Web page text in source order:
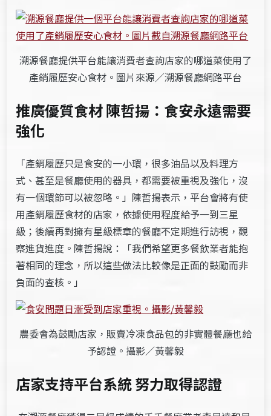
溯源餐廳提供平台能讓消費者查詢店家的哪道菜使用了
產銷履歷安心食材。圖片來源／溯源餐廳網路平台
推廣優質食材 陳哲揚：食安永遠需要
強化
「產銷履歷只是食安的一小環，很多油品以及料理方
式、甚至是餐廳使用的器具，都需要被重視及強化，沒
有一個環節可以被忽略。」陳哲揚表示，平台會將有使
用產銷履歷食材的店家，依據使用程度給予一到三星
級；後續再對擁有星級標章的餐廳不定期進行訪視，觀
察進貨進度。陳哲揚說：「我們希望更多餐飲業者能抱
著相同的理念，所以這些做法比較像是正面的鼓勵而非
負面的查核。」
農委會為鼓勵店家，販賣冷凍食品包的非實體餐廳也給
予認證。攝影／黃馨毅
店家支持平台系統 努力取得認證